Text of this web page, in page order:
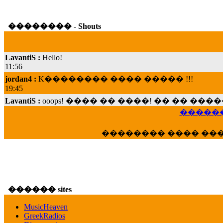
�������� - Shouts
11:56
jordan4 :
19:45
LavantiS :
���; ���� ��� ��� �������� ����
veronica :E���� 2012 ��� ����� ���
16:39
�������� ����
������ sites
MusicHeaven
GreekRadios